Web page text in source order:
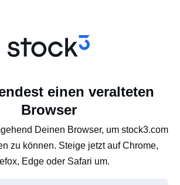
einen veralteten
Browser
Deinen Browser, um stock3.com
zu können. Steige jetzt auf Chrome,
Edge oder Safari um.